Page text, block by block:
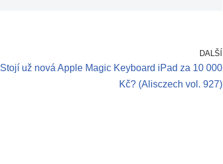
DALŠÍ
Stojí už nová Apple Magic Keyboard iPad za 10 000
Kč? (Alisczech vol. 927)